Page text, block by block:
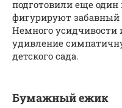
подготовили еще
фигурируют
Немного усидчивости
удивление
детского сада.
Бумажный ежик